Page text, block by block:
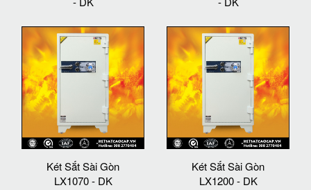
Két Sắt Sài Gòn
LX1070 - DK
Két Sắt Sài Gòn
LX1200 - DK